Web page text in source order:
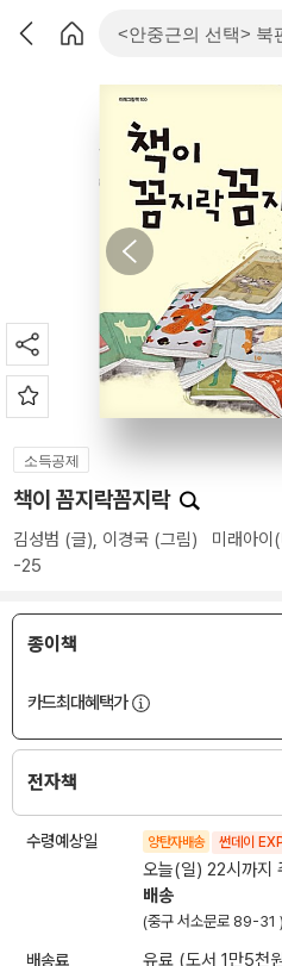
소득공제
책이 꼼지락꼼지락
김성범 (글), 이경국 (그림) 미래아이
-25
종이책
카드최대혜택가
전자책
수령예상일 양탄자배송 썬데이
오늘(일) 22시까지
배송
(중구 서소문로 89-31 )
배송료 유료 (도서 1만5천